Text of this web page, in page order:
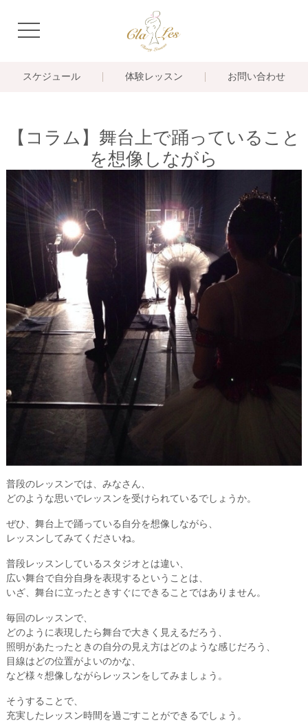
navigation
スケジュール 体験レッスン お問い合わせ
【コラム】舞台上で踊っていること
を想像しながら
普段のレッスンでは、みなさん、
どのような思いでレッスンを受けられているでしょうか。
ぜひ、舞台上で踊っている自分を想像しながら、
レッスンしてみてくださいね。
普段レッスンしているスタジオとは違い、
広い舞台で自分自身を表現するということは、
いざ、舞台に立ったときすぐにできることではありません。
毎回のレッスンで、
どのように表現したら舞台で大きく見えるだろう、
照明があたったときの自分の見え方はどのような感じだろう、
目線はどの位置がよいのかな、
など様々想像しながらレッスンをしてみましょう。
そうすることで、
充実したレッスン時間を過ごすことができるでしょう。